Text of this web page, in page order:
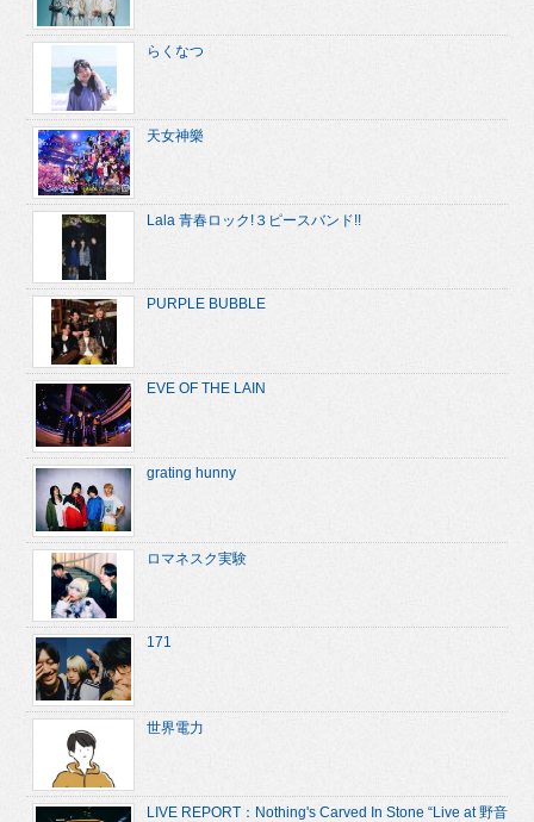
らくなつ
天女神樂
Lala 青春ロック!３ピースバンド!!
PURPLE BUBBLE
EVE OF THE LAIN
grating hunny
ロマネスク実験
171
世界電力
LIVE REPORT：Nothing's Carved In Stone “Live at 野音